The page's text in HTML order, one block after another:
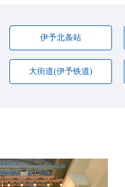
伊予北条站
大街道(伊予铁道)